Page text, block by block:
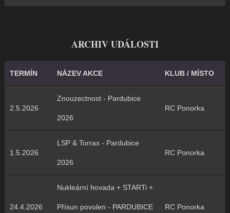
ARCHIV UDÁLOSTI
TERMÍN NÁZEV AKCE KLUB / MÍSTO
2.5.2026
Znouzectnost - Pardubice
2026
RC Ponorka
1.5.2026
LSP & Torrax - Pardubice
2026
RC Ponorka
24.4.2026
Nukleární hovada + STARTi +
Přísun povolen - PARDUBICE RC Ponorka